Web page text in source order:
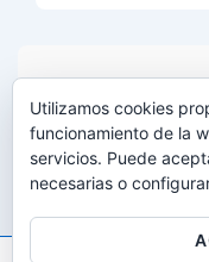
Tamaño completo:
focal: 70mm ISO: 200
NIKON D610
Utilizamos cookies
funcionamiento de la
servicios. Puede
necesarias o